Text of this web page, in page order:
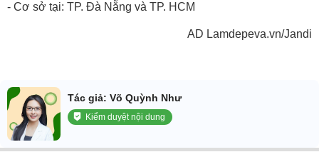
- Cơ sở tại: TP. Đà Nẵng và TP. HCM
AD Lamdepeva.vn/Jandi
Tác giả: Võ Quỳnh Như
Kiểm duyệt nội dung